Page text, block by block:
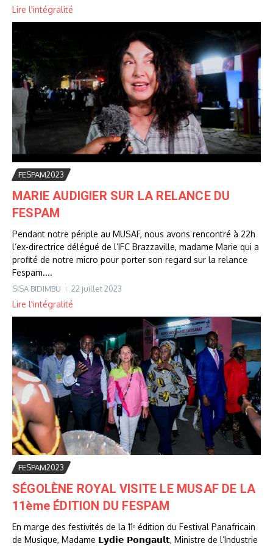
Lire l'intégralité
FESPAM2023
MARIE AUDIGIER SUR LA RELANCE DU
FESPAM
Pendant notre périple au MUSAF, nous avons rencontré à 22h
l’ex-directrice délégué de l’IFC Brazzaville, madame Marie qui a
profité de notre micro pour porter son regard sur la relance
Fespam....
SISA BIDIMBU 22 juillet 2023
Lire l'intégralité
FESPAM2023
SÉGOLÈNE ROYAL VISITE LE MUSAF DE LA
11ème ÉDITION DU FESPAM
En marge des festivités de la 11ᵉ édition du Festival Panafricain
de Musique, Madame 𝗟𝘆𝗱𝗶𝗲 𝗣𝗼𝗻𝗴𝗮𝘂𝗹𝘁, Ministre de l’Industrie